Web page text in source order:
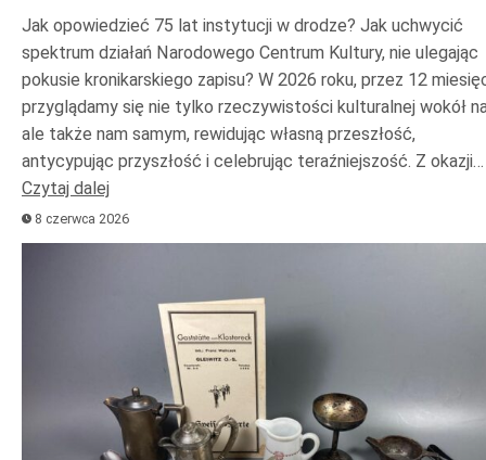
Jak opowiedzieć 75 lat instytucji w drodze? Jak uchwycić
spektrum działań Narodowego Centrum Kultury, nie ulegając
pokusie kronikarskiego zapisu? W 2026 roku, przez 12
przyglądamy się nie tylko rzeczywistości kulturalnej wokół
ale także nam samym, rewidując własną przeszłość,
antycypując przyszłość i celebrując teraźniejszość. Z okazji…
Czytaj dalej
8 czerwca 2026